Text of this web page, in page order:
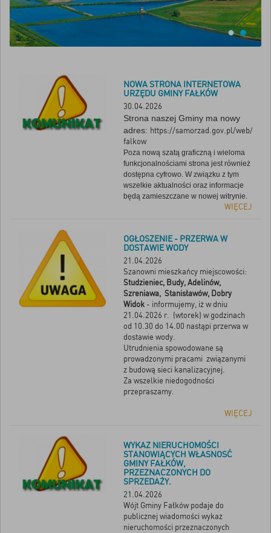
NOWA STRONA INTERNETOWA
URZĘDU GMINY FAŁKÓW
30.04.2026
Strona naszej Gminy ma nowy
adres: https://samorzad.gov.pl/web/
falkow
Poza nową szatą graficzną i wieloma
funkcjonalnościami strona jest również
dostępna cyfrowo. W związku z tym
wszelkie aktualności oraz informacje
będą zamieszczane w nowej witrynie.
WIĘCEJ
OGŁOSZENIE - PRZERWA W
DOSTAWIE WODY
21.04.2026
Szanowni mieszkańcy miejscowości:
Studzieniec, Budy, Adelinów,
Szreniawa, Stanisławów, Dobry
Widok - informujemy, iż w dniu
21.04.2026 r. (wtorek) w godzinach
od 10.30 do 14.00 nastąpi przerwa w
dostawie wody.
Utrudnienia spowodowane są
prowadzonymi pracami związanymi
z budową sieci kanalizacyjnej.
Za wszelkie niedogodności
przepraszamy.
WIĘCEJ
WYKAZ NIERUCHOMOŚCI
STANOWIĄCYCH WŁASNOSĆ
GMINY FAŁKÓW,
PRZEZNACZONYCH DO
SPRZEDAŻY.
21.04.2026
Wójt Gminy Fałków podaje do
publicznej wiadomości wykaz
nieruchomości przeznaczonych